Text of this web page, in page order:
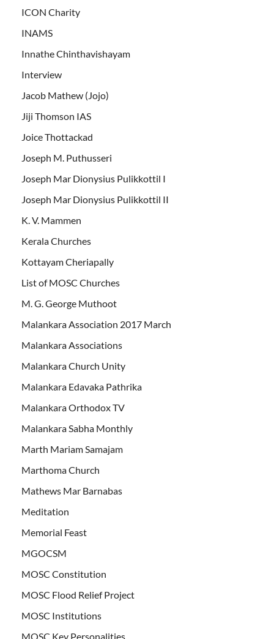
ICON Charity
INAMS
Innathe Chinthavishayam
Interview
Jacob Mathew (Jojo)
Jiji Thomson IAS
Joice Thottackad
Joseph M. Puthusseri
Joseph Mar Dionysius Pulikkottil I
Joseph Mar Dionysius Pulikkottil II
K. V. Mammen
Kerala Churches
Kottayam Cheriapally
List of MOSC Churches
M. G. George Muthoot
Malankara Association 2017 March
Malankara Associations
Malankara Church Unity
Malankara Edavaka Pathrika
Malankara Orthodox TV
Malankara Sabha Monthly
Marth Mariam Samajam
Marthoma Church
Mathews Mar Barnabas
Meditation
Memorial Feast
MGOCSM
MOSC Constitution
MOSC Flood Relief Project
MOSC Institutions
MOSC Key Personalities